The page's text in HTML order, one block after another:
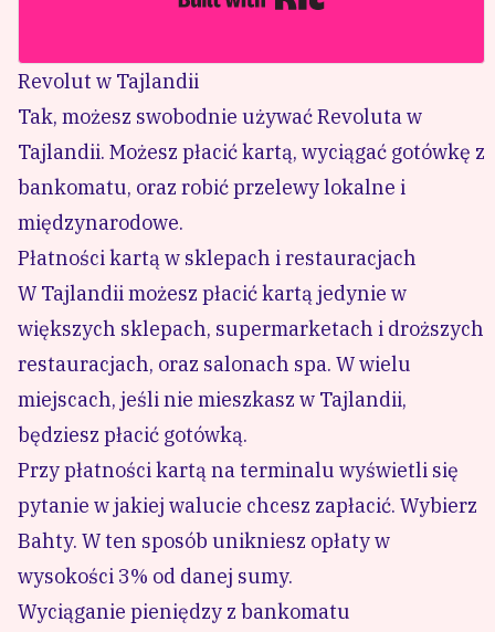
Revolut w Tajlandii
Tak, możesz swobodnie używać Revoluta w
Tajlandii. Możesz płacić kartą, wyciągać gotówkę z
bankomatu, oraz robić przelewy lokalne i
międzynarodowe.
Płatności kartą w sklepach i restauracjach
W Tajlandii możesz płacić kartą jedynie w
większych sklepach, supermarketach i droższych
restauracjach, oraz salonach spa. W wielu
miejscach, jeśli nie mieszkasz w Tajlandii,
będziesz płacić gotówką.
Przy płatności kartą na terminalu wyświetli się
pytanie w jakiej walucie chcesz zapłacić. Wybierz
Bahty. W ten sposób unikniesz opłaty w
wysokości 3% od danej sumy.
Wyciąganie pieniędzy z bankomatu